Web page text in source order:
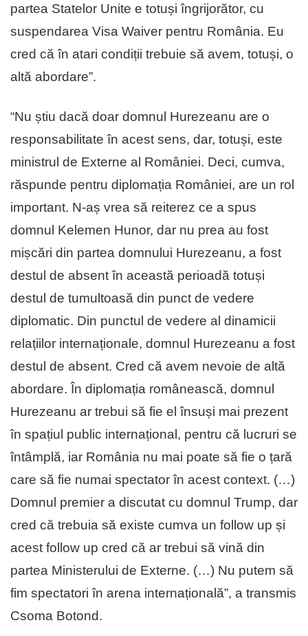
partea Statelor Unite e totuși îngrijorător, cu
suspendarea Visa Waiver pentru România. Eu
cred că în atari condiții trebuie să avem, totuși, o
altă abordare”.
“Nu știu dacă doar domnul Hurezeanu are o
responsabilitate în acest sens, dar, totuși, este
ministrul de Externe al României. Deci, cumva,
răspunde pentru diplomația României, are un rol
important. N-aș vrea să reiterez ce a spus
domnul Kelemen Hunor, dar nu prea au fost
mișcări din partea domnului Hurezeanu, a fost
destul de absent în această perioadă totuși
destul de tumultoasă din punct de vedere
diplomatic. Din punctul de vedere al dinamicii
relațiilor internaționale, domnul Hurezeanu a fost
destul de absent. Cred că avem nevoie de altă
abordare. În diplomația românească, domnul
Hurezeanu ar trebui să fie el însuși mai prezent
în spațiul public internațional, pentru că lucruri se
întâmplă, iar România nu mai poate să fie o țară
care să fie numai spectator în acest context. (…)
Domnul premier a discutat cu domnul Trump, dar
cred că trebuia să existe cumva un follow up și
acest follow up cred că ar trebui să vină din
partea Ministerului de Externe. (…) Nu putem să
fim spectatori în arena internațională”, a transmis
Csoma Botond.